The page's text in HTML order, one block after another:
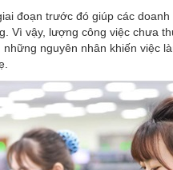
đoạn trước đó giúp các
Vì vậy, lượng công việc chưa
nguyên nhân khiến việc